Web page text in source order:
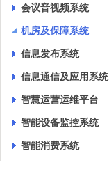
会议音视频系统
机房及保障系统
信息发布系统
信息通信及应用系统
智慧运营运维平台
智能设备监控系统
智能消费系统